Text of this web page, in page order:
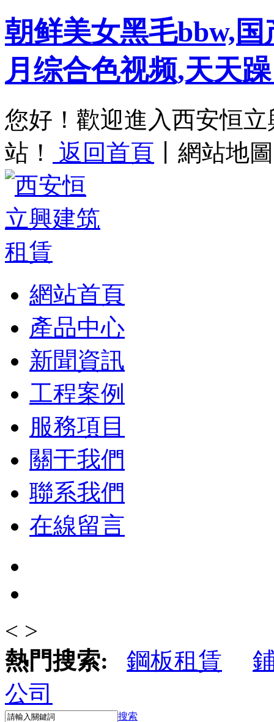
朝鲜美女黑毛bbw,
月综合色视频,天天
您好！歡迎進入西安
站！
返回首頁 網站地
網站首頁
產品中心
新聞資訊
工程案例
服務項目
關于我們
聯系我們
在線留言
< >
熱門搜索:
鋼板租賃
公司
搜索